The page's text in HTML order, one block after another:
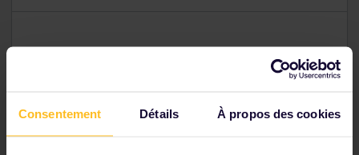
Consentement Détails À propos des cookies
Hongrie
Macédoine du Nord